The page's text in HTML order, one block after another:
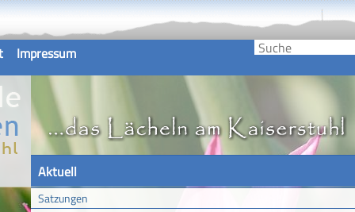
Impressum
Aktuell
Satzungen